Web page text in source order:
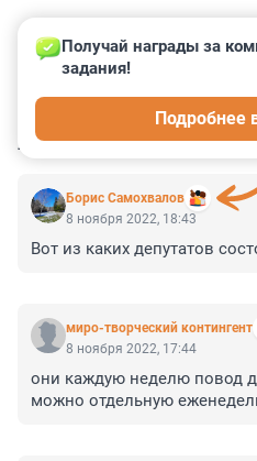
КОММЕНТАРИИ 10
Борис Самохвалов
Получай награды за
задания!
Подробнее
8 ноября 2022, 18:43
Вот из каких депутатов
миро-творческий контингент
8 ноября 2022, 17:44
они каждую неделю повод
можно отдельную